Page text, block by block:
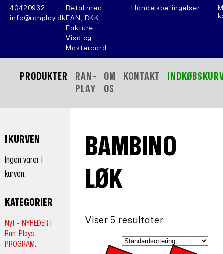
40420932
info@ranplay.dk
Betal med:
EAN, DKK,
Fakture,
Visa og
Mastercard
Handelsbetingelser
PRODUKTER
RAN-
PLAY
OM
OS
KONTAKT
I KURVEN
Ingen varer i
kurven.
KATEGORIER
Nyt - NYHEDER i
Ran-Plays
PROGRAM.
BAMBINO
LØK
Viser 5 resultater